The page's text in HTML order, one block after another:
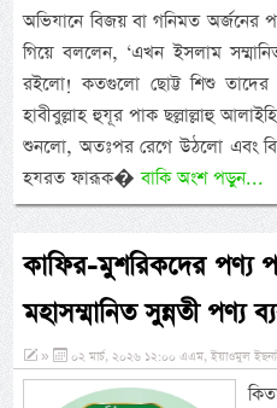
অভিযানে বিজয় বা গনিমত অর্জনের
গিয়ে বললেন, ‘এখন ইসলাম
রইলো! কতগুলো ছোট্ট শিশু তাদের
হাবীবুল্লাহ হুযূর পাক ছল্লাল্লাহু
শুনলো, অতঃপর রেগে উঠলো এবং
হযরত ফারূক�বাকি অংশ পড়ুন...
কাফির-মুশরিকদের পণ্য
মহাসম্মানিত সুন্নতী পণ্য
» ০২ মার্চ, ২০২৬ ১২:০০ এএম, ইয়াওমুল